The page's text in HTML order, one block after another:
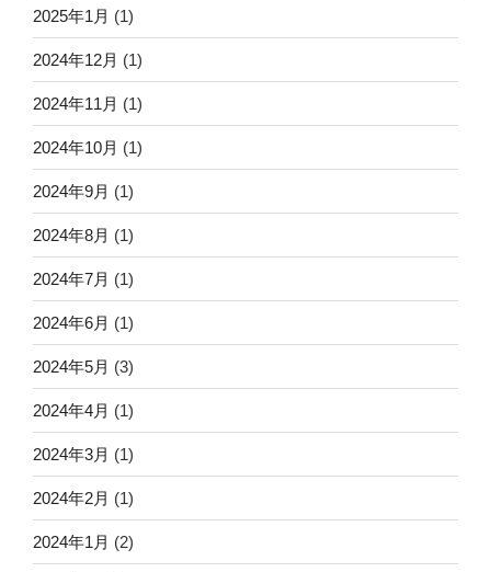
2025年1月 (1)
2024年12月 (1)
2024年11月 (1)
2024年10月 (1)
2024年9月 (1)
2024年8月 (1)
2024年7月 (1)
2024年6月 (1)
2024年5月 (3)
2024年4月 (1)
2024年3月 (1)
2024年2月 (1)
2024年1月 (2)